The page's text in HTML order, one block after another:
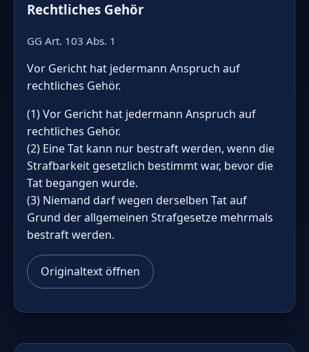
Rechtliches Gehör
GG Art. 103 Abs. 1
Vor Gericht hat jedermann Anspruch auf
rechtliches Gehör.
(1) Vor Gericht hat jedermann Anspruch auf
rechtliches Gehör.
(2) Eine Tat kann nur bestraft werden, wenn die
Strafbarkeit gesetzlich bestimmt war, bevor die
Tat begangen wurde.
(3) Niemand darf wegen derselben Tat auf
Grund der allgemeinen Strafgesetze mehrmals
bestraft werden.
Originaltext öffnen